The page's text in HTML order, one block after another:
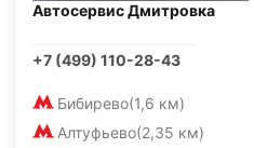
Автосервис Дмитровка
+7 (499) 110-28-43
Бибирево(1,6 км)
Алтуфьево(2,35 км)